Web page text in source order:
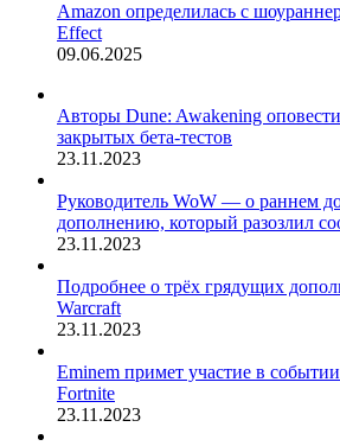
Amazon определилась с
Effect
09.06.2025
Авторы Dune: Awakening
закрытых бета-тестов
23.11.2023
Руководитель WoW — о раннем
дополнению, который разозлил
23.11.2023
Подробнее о трёх грядущих
Warcraft
23.11.2023
Eminem примет участие в
Fortnite
23.11.2023